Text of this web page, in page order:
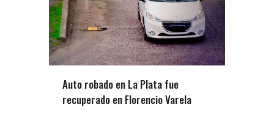
Auto robado en La Plata fue
recuperado en Florencio Varela